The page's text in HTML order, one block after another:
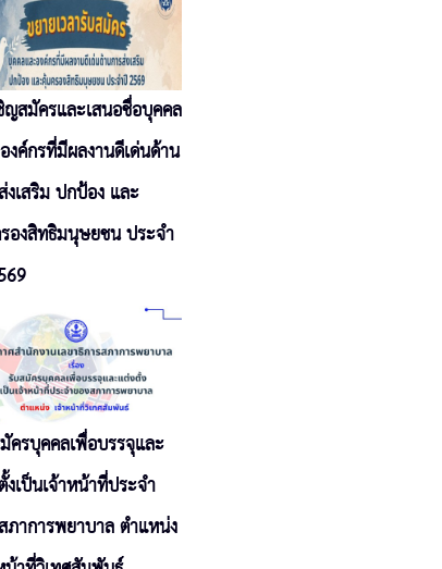
ญสมัครและเสนอชื่อบุคคล
งค์กรที่มีผลงานดีเด่นด้าน
งเสริม ปกป้อง และ
องสิทธิมนุษยชน ประจำ
ครบุคคลเพื่อบรรจุและ
งเป็นเจ้าหน้าที่ประจำ
ภาการพยาบาล ตำแหน่ง